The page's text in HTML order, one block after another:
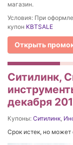
магазин.
Условия: При
купон KBTSALE
Открыть
Ситилинк,
декабря
Купоны: Ситилинк,
Срок истек, но может